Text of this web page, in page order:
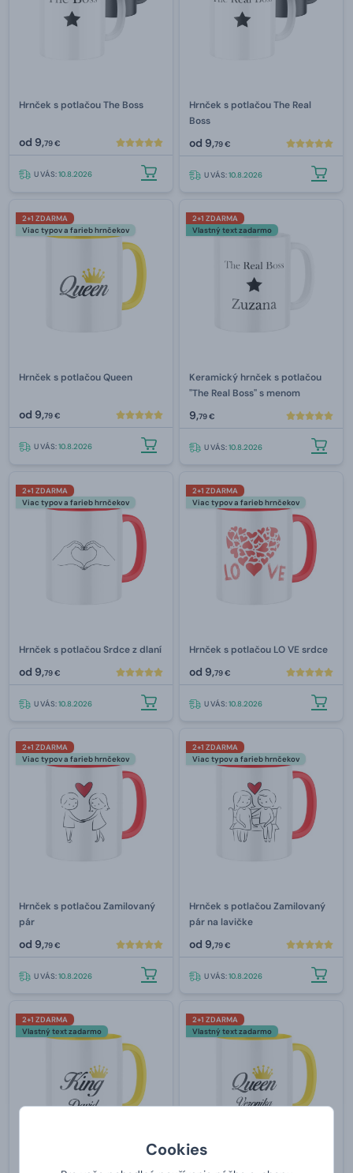
Cookies
Hrnček s potlačou The Boss
od 9,79 €
U VÁS:10.8.2026
Hrnček s potlačou The Real
Boss
od 9,79 €
U VÁS:10.8.2026
2+1 ZDARMA
Viac typov a farieb hrnčekov
Hrnček s potlačou Queen
od 9,79 €
U VÁS:10.8.2026
2+1 ZDARMA
Vlastný text zadarmo
Keramický hrnček s potlačou
"The Real Boss" s menom
9,79 €
U VÁS:10.8.2026
2+1 ZDARMA
Viac typov a farieb hrnčekov
Hrnček s potlačou Srdce z dlaní
od 9,79 €
U VÁS:10.8.2026
2+1 ZDARMA
Viac typov a farieb hrnčekov
Hrnček s potlačou LO VE srdce
od 9,79 €
U VÁS:10.8.2026
2+1 ZDARMA
Viac typov a farieb hrnčekov
Hrnček s potlačou Zamilovaný
pár
od 9,79 €
U VÁS:10.8.2026
2+1 ZDARMA
Viac typov a farieb hrnčekov
Hrnček s potlačou Zamilovaný
pár na lavičke
od 9,79 €
U VÁS:10.8.2026
2+1 ZDARMA
Vlastný text zadarmo
2+1 ZDARMA
Vlastný text zadarmo